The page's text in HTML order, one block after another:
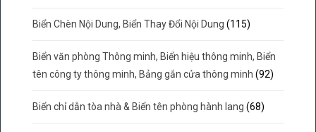
Biển Chèn Nội Dung, Biển Thay Đổi Nội Dung (115)
Biển văn phòng Thông minh, Biển hiệu thông minh, Biển
tên công ty thông minh, Bảng gắn cửa thông minh (92)
Biển chỉ dẫn tòa nhà & Biển tên phòng hành lang (68)